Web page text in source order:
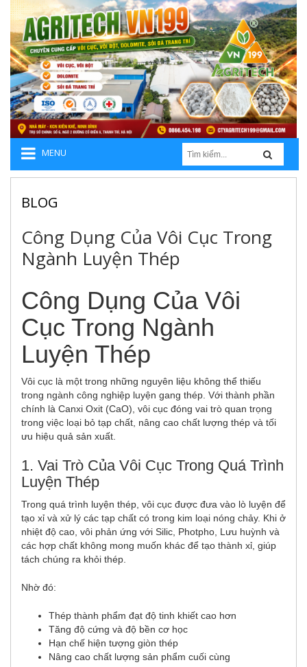
MENU
BLOG
Công Dụng Của Vôi Cục Trong
Ngành Luyện Thép
Công Dụng Của Vôi
Cục Trong Ngành
Luyện Thép
Vôi cục là một trong những nguyên liệu không thể thiếu
trong ngành công nghiệp luyện gang thép. Với thành phần
chính là Canxi Oxit (CaO), vôi cục đóng vai trò quan trọng
trong việc loại bỏ tạp chất, nâng cao chất lượng thép và tối
ưu hiệu quả sản xuất.
1. Vai Trò Của Vôi Cục Trong Quá Trình
Luyện Thép
Trong quá trình luyện thép, vôi cục được đưa vào lò luyện để
tạo xỉ và xử lý các tạp chất có trong kim loại nóng chảy. Khi ở
nhiệt độ cao, vôi phản ứng với Silic, Photpho, Lưu huỳnh và
các hợp chất không mong muốn khác để tạo thành xỉ, giúp
tách chúng ra khỏi thép.
Nhờ đó:
Thép thành phẩm đạt độ tinh khiết cao hơn
Tăng độ cứng và độ bền cơ học
Hạn chế hiện tượng giòn thép
Nâng cao chất lượng sản phẩm cuối cùng